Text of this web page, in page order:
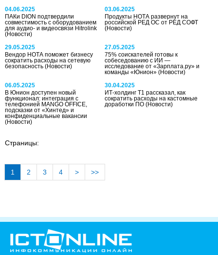
04.06.2025
ПАКи DION подтвердили
совместимость с оборудованием
для аудио- и видеосвязи Hitrolink
(Новости)
03.06.2025
Продукты НОТА развернут на
российской РЕД ОС от РЕД СОФТ
(Новости)
29.05.2025
Вендор НОТА поможет бизнесу
сократить расходы на сетевую
безопасность (Новости)
27.05.2025
75% соискателей готовы к
собеседованию с ИИ —
исследование от «Зарплата.ру» и
команды «Юнион»(Новости)
06.05.2025
В Юнион доступен новый
функционал: интеграция с
телефонией MANGO OFFICE,
подсказки от «Хинтед» и
конфиденциальные вакансии
(Новости)
30.04.2025
ИТ-холдинг Т1 рассказал, как
сократить расходы на кастомные
доработки ПО(Новости)
Страницы:
1 2 3 4 > >>